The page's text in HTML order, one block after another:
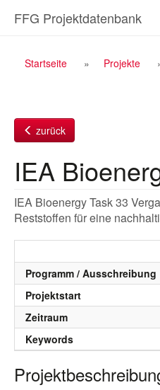
InhaltFFG Projektdatenbank
Breadcrumb
Startseite Projekte
zurück
IEA
IEA Bioenergy Task 33
Reststoffen für eine
Programm / Ausschreibung
Projektstart
Zeitraum
Keywords